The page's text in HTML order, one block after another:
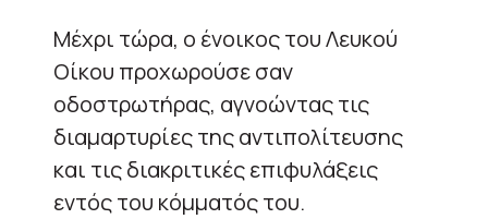
Μέχρι τώρα, ο ένοικος του Λευκού
Οίκου προχωρούσε σαν
οδοστρωτήρας, αγνοώντας τις
διαμαρτυρίες της αντιπολίτευσης
και τις διακριτικές επιφυλάξεις
εντός του κόμματός του.